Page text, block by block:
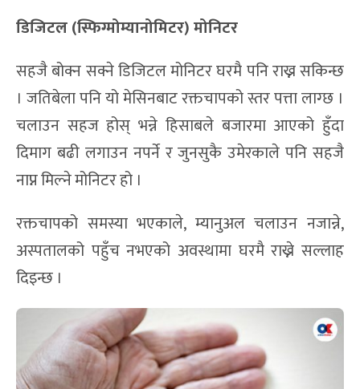
डिजिटल (स्फिग्मोम्यानोमिटर) मोनिटर
सहजै बोक्न सक्ने डिजिटल मोनिटर घरमै पनि राख्न सकिन्छ
। जतिबेला पनि यो मेसिनबाट रक्तचापको स्तर पत्ता लाग्छ ।
चलाउन सहज होस् भन्ने हिसाबले बजारमा आएको हुँदा
दिमाग बढी लगाउन नपर्ने र जुनसुकै उमेरकाले पनि सहजै
नाप्न मिल्ने मोनिटर हो ।
रक्तचापको समस्या भएकाले, म्यानुअल चलाउन नजान्ने,
अस्पतालको पहुँच नभएको अवस्थामा घरमै राख्ने सल्लाह
दिइन्छ ।